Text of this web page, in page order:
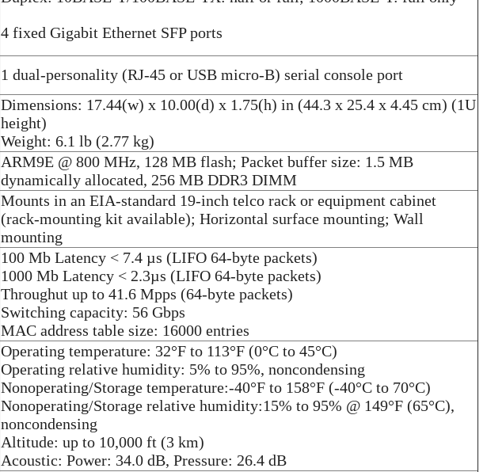
4 fixed Gigabit Ethernet SFP ports
1 dual-personality (RJ-45 or USB micro-B) serial console port
Dimensions: 17.44(w) x 10.00(d) x 1.75(h) in (44.3 x 25.4 x 4.45 cm) (1U
height)
Weight: 6.1 lb (2.77 kg)
ARM9E @ 800 MHz, 128 MB flash; Packet buffer size: 1.5 MB
dynamically allocated, 256 MB DDR3 DIMM
Mounts in an EIA-standard 19-inch telco rack or equipment cabinet
(rack-mounting kit available); Horizontal surface mounting; Wall
mounting
100 Mb Latency < 7.4 µs (LIFO 64-byte packets)
1000 Mb Latency < 2.3µs (LIFO 64-byte packets)
Throughut up to 41.6 Mpps (64-byte packets)
Switching capacity: 56 Gbps
MAC address table size: 16000 entries
Operating temperature: 32°F to 113°F (0°C to 45°C)
Operating relative humidity: 5% to 95%, noncondensing
Nonoperating/Storage temperature:-40°F to 158°F (-40°C to 70°C)
Nonoperating/Storage relative humidity:15% to 95% @ 149°F (65°C),
noncondensing
Altitude: up to 10,000 ft (3 km)
Acoustic: Power: 34.0 dB, Pressure: 26.4 dB